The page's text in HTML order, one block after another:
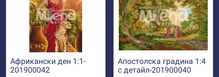
Африкански ден 1:1-
201900042
Апостолска градина 1:4
с детайл-201900040